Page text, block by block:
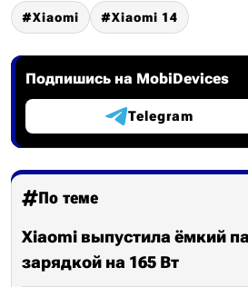
Xiaomi Xiaomi 14
Подпишись на MobiDevices
Telegram
По теме
Xiaomi выпустила ёмкий
зарядкой на 165 Вт